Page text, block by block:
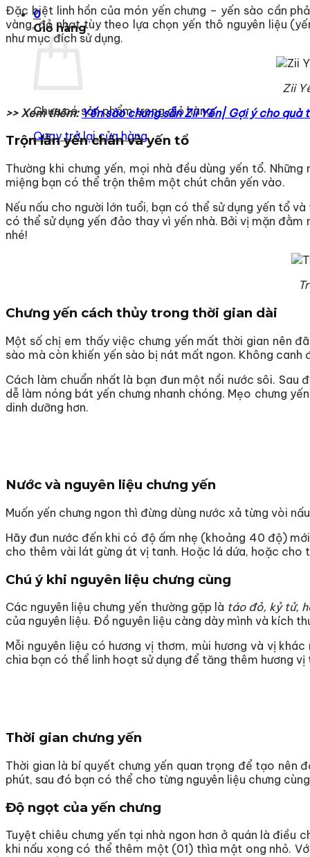
0
Giỏ hàng
Chưa có sản phẩm trong giỏ hàng.
Quay trở lại cửa hàng
Đặc biệt linh hồn của món yến chưng – yến sào cần
vàng, đỏ nhạt tùy theo lựa chọn yến thô nguyên liệu
như mục đích sử dụng.
Zii
>> Xem thêm:Yến sào chưng sẵn Zii Yến| Gợi ý cho quà
Trộn lẫn yến chân và yến tổ
Thường khi chưng yến, mọi nhà đều dùng yến tổ.
miệng bạn có thể trộn thêm một chút chân yến vào.
Nếu nấu cho người lớn tuổi, bạn có thể sử dụng yến tổ
có thể sử dụng yến đảo thay vì yến nhà. Bởi vị mặn
nhé!
Chưng yến cách thủy trong thời gian dài
Một số chị em thấy việc chưng yến mất thời gian nên
sào mà còn khiến yến sào bị nát mất ngon. Không canh
Cách làm chuẩn nhất là bạn đun một nồi nước sôi.
dễ làm nóng bát yến chưng nhanh chóng. Mẹo chưng
dinh dưỡng hơn.
Nước và nguyên liệu chưng yến
Muốn yến chưng ngon thì đừng dùng nước xả từng vòi
Hãy đun nước đến khi có độ ấm nhẹ (khoảng 40 độ)
cho thêm vài lát gừng át vị tanh. Hoặc lá dứa, hoặc
Chú ý khi nguyên liệu chưng cùng
Các nguyên liệu chưng yến thường gặp là táo đỏ, kỷ tử,
của nguyên liệu. Đồ nguyên liệu càng dày mình và kích
Mỗi nguyên liệu có hương vị thơm, mùi hương và vị
chia bạn có thể linh hoạt sử dụng để tăng thêm hương
Thời gian chưng yến
Thời gian là bí quyết chưng yến quan trọng để tạo nên
phút, sau đó bạn có thể cho từng nguyên liệu chưng
Độ ngọt của yến chưng
Tuyệt chiêu chưng yến tại nhà ngon hơn ở quán là điều
khi nấu xong có thể thêm một (01) thìa mật ong nhỏ.